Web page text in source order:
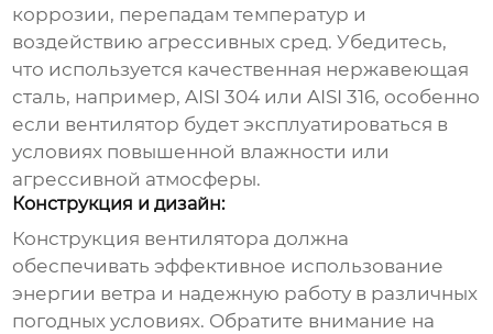
коррозии, перепадам температур и
воздействию агрессивных сред. Убедитесь,
что используется качественная нержавеющая
сталь, например, AISI 304 или AISI 316, особенно
если вентилятор будет эксплуатироваться в
условиях повышенной влажности или
агрессивной атмосферы.
Конструкция и дизайн:
Конструкция вентилятора должна
обеспечивать эффективное использование
энергии ветра и надежную работу в различных
погодных условиях. Обратите внимание на